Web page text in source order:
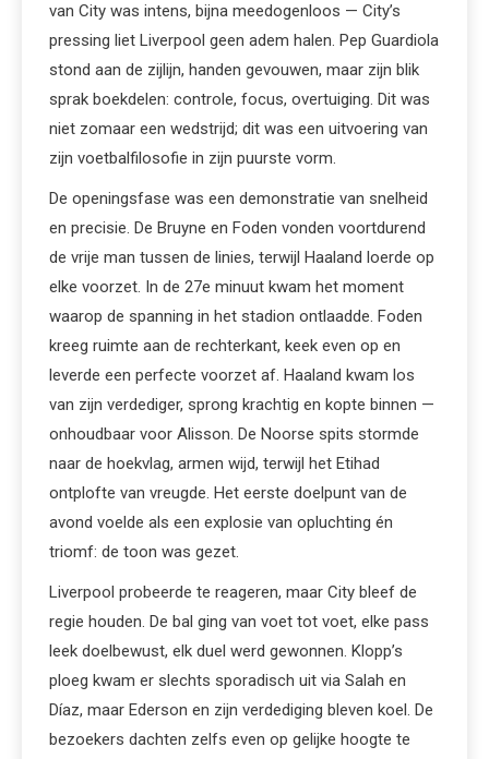
van City was intens, bijna meedogenloos — City’s
pressing liet Liverpool geen adem halen. Pep Guardiola
stond aan de zijlijn, handen gevouwen, maar zijn blik
sprak boekdelen: controle, focus, overtuiging. Dit was
niet zomaar een wedstrijd; dit was een uitvoering van
zijn voetbalfilosofie in zijn puurste vorm.
De openingsfase was een demonstratie van snelheid
en precisie. De Bruyne en Foden vonden voortdurend
de vrije man tussen de linies, terwijl Haaland loerde op
elke voorzet. In de 27e minuut kwam het moment
waarop de spanning in het stadion ontlaadde. Foden
kreeg ruimte aan de rechterkant, keek even op en
leverde een perfecte voorzet af. Haaland kwam los
van zijn verdediger, sprong krachtig en kopte binnen —
onhoudbaar voor Alisson. De Noorse spits stormde
naar de hoekvlag, armen wijd, terwijl het Etihad
ontplofte van vreugde. Het eerste doelpunt van de
avond voelde als een explosie van opluchting én
triomf: de toon was gezet.
Liverpool probeerde te reageren, maar City bleef de
regie houden. De bal ging van voet tot voet, elke pass
leek doelbewust, elk duel werd gewonnen. Klopp’s
ploeg kwam er slechts sporadisch uit via Salah en
Díaz, maar Ederson en zijn verdediging bleven koel. De
bezoekers dachten zelfs even op gelijke hoogte te